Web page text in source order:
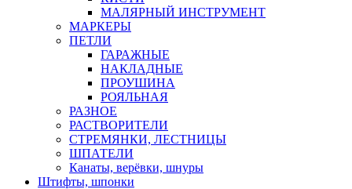
МАЛЯРНЫЙ ИНСТРУМЕНТ
МАРКЕРЫ
ПЕТЛИ
ГАРАЖНЫЕ
НАКЛАДНЫЕ
ПРОУШИНА
РОЯЛЬНАЯ
РАЗНОЕ
РАСТВОРИТЕЛИ
СТРЕМЯНКИ, ЛЕСТНИЦЫ
ШПАТЕЛИ
Канаты, верёвки, шнуры
Штифты, шпонки